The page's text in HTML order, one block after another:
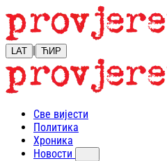
LAT | ЋИР
Све вијести
Политика
Хроника
Новости